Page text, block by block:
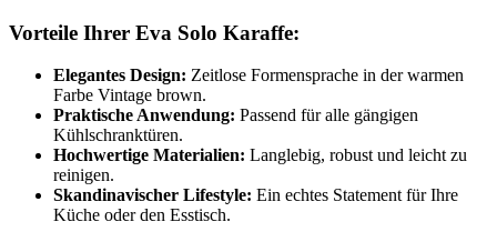
Vorteile Ihrer Eva Solo Karaffe:
Elegantes Design: Zeitlose Formensprache in der warmen
Farbe Vintage brown.
Praktische Anwendung: Passend für alle gängigen
Kühlschranktüren.
Hochwertige Materialien: Langlebig, robust und leicht zu
reinigen.
Skandinavischer Lifestyle: Ein echtes Statement für Ihre
Küche oder den Esstisch.